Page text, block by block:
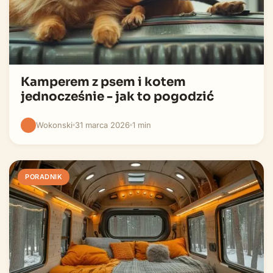
Kamperem z psem i kotem
jednocześnie - jak to pogodzić
Wokonski 31 marca 2026 1 min
PORADNIK